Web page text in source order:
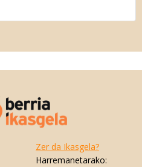
Zer da Ikasgela?
Harremanetarako: